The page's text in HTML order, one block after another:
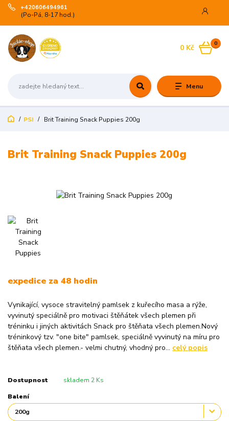
Menu
+420606494961
(Po-Pá, 8-17 hod.)
0
0 Kč
PSI Brit Training Snack Puppies 200g
Brit Training Snack Puppies 200g
expedice za 48 hodin
Vynikající, vysoce stravitelný pamlsek z kuřecího masa a rýže,
vyvinutý speciálně pro motivaci štěňátek všech plemen při
tréninku i jiných aktivitách Snack pro štěňata všech plemen.Nový
tréninkový tzv. "one bite" pamlsek, speciálně vyvinutý na míru pro
štěňata všech plemen.- velmi chutný, vhodný pro... celý popis
Dostupnost skladem 2 Ks
Balení